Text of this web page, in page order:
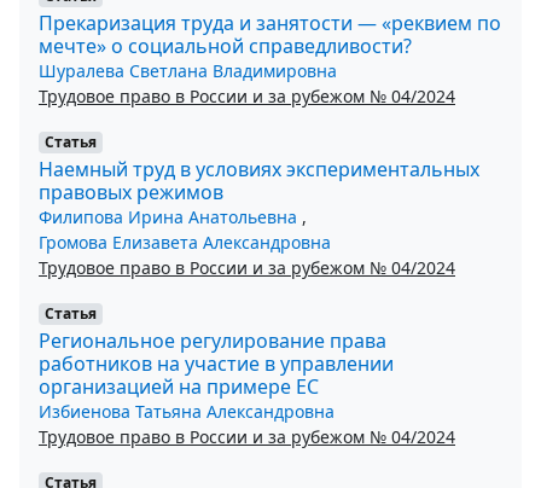
Прекаризация труда и занятости — «реквием по
мечте» о социальной справедливости?
Шуралева Светлана Владимировна
Трудовое право в России и за рубежом № 04/2024
Статья
Наемный труд в условиях экспериментальных
правовых режимов
Филипова Ирина Анатольевна ,
Громова Елизавета Александровна
Трудовое право в России и за рубежом № 04/2024
Статья
Региональное регулирование права
работников на участие в управлении
организацией на примере ЕС
Избиенова Татьяна Александровна
Трудовое право в России и за рубежом № 04/2024
Статья